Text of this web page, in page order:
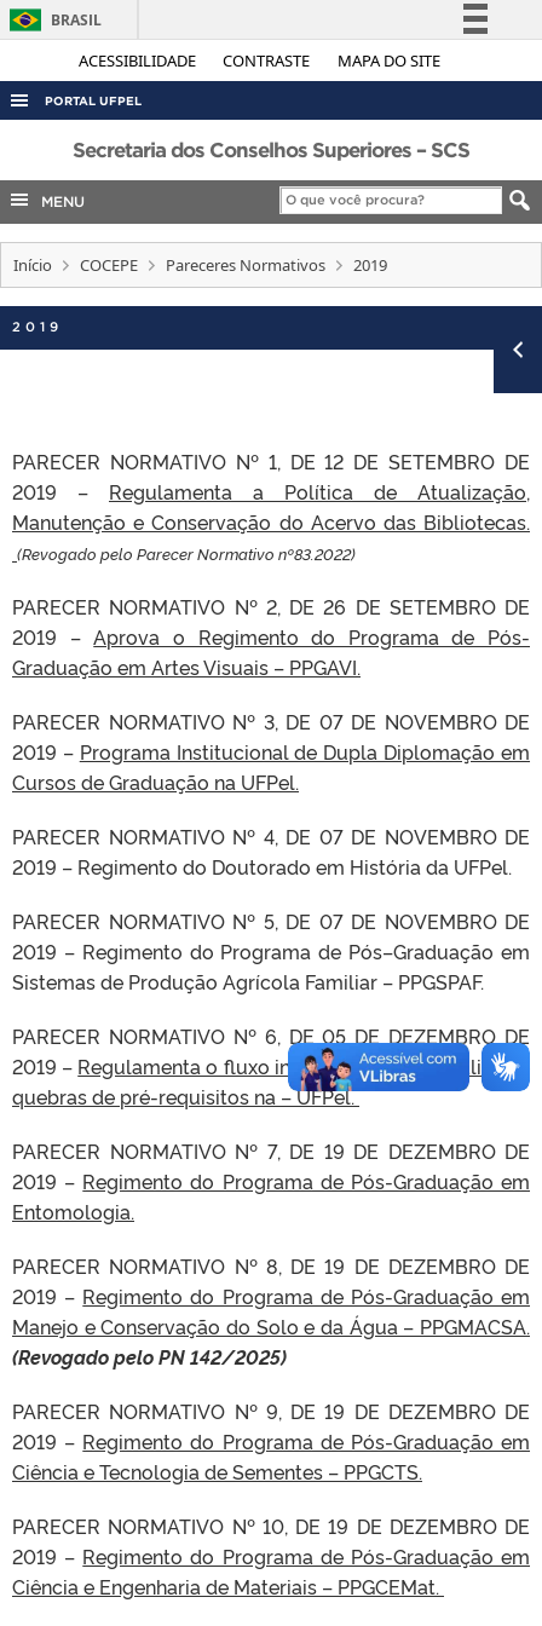
ACESSIBILIDADE CONTRASTE MAPA DO SITE
BRASIL
Simplifique!
Acesso à informação
Legislação
Canais
PORTAL UFPEL
ACESSO À INFORMAÇÃO
AUDITORIA
COBALTO
CONCURSOS
EDITAIS
INTERNACIONAL
TELEFONES
Secretaria dos Conselhos Superiores – SCS
MENU
Início COCEPE Pareceres Normativos 2019
2019
PARECER NORMATIVO Nº 1, DE 12 DE SETEMBRO DE
2019 – Regulamenta a Política de Atualização,
Manutenção e Conservação do Acervo das Bibliotecas.
(Revogado pelo Parecer Normativo nº83.2022)
PARECER NORMATIVO Nº 2, DE 26 DE SETEMBRO DE
2019 –Aprova o Regimento do Programa de Pós-
Graduação em Artes Visuais – PPGAVI.
PARECER NORMATIVO Nº 3, DE 07 DE NOVEMBRO DE
2019 – Programa Institucional de Dupla Diplomação em
Cursos de Graduação na UFPel.
PARECER NORMATIVO Nº 4, DE 07 DE NOVEMBRO DE
2019 – Regimento do Doutorado em História da UFPel.
PARECER NORMATIVO Nº 5, DE 07 DE NOVEMBRO DE
2019 – Regimento do Programa de Pós–Graduação em
Sistemas de Produção Agrícola Familiar – PPGSPAF.
PARECER NORMATIVO Nº 6, DE 05 DE DEZEMBRO DE
2019 – Regulamenta o fluxo institucional para análise de
quebras de pré-requisitos na – UFPel.
PARECER NORMATIVO Nº 7, DE 19 DE DEZEMBRO DE
2019 – Regimento do Programa de Pós-Graduação em
Entomologia.
PARECER NORMATIVO Nº 8, DE 19 DE DEZEMBRO DE
2019 – Regimento do Programa de Pós-Graduação em
Manejo e Conservação do Solo e da Água – PPGMACSA.
(Revogado pelo PN 142/2025)
PARECER NORMATIVO Nº 9, DE 19 DE DEZEMBRO DE
2019 – Regimento do Programa de Pós-Graduação em
Ciência e Tecnologia de Sementes – PPGCTS.
PARECER NORMATIVO Nº 10, DE 19 DE DEZEMBRO DE
2019 – Regimento do Programa de Pós-Graduação em
Ciência e Engenharia de Materiais – PPGCEMat.